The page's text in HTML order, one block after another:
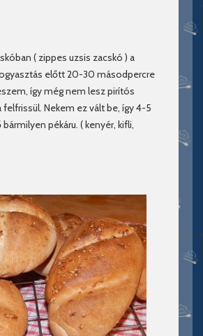
( zippes uzsis zacskó ) a
előtt 20-30 másodpercre
így még nem lesz pirítós
felfrissül. Nekem ez vált be, így 4-5
pékáru. ( kenyér, kifli,